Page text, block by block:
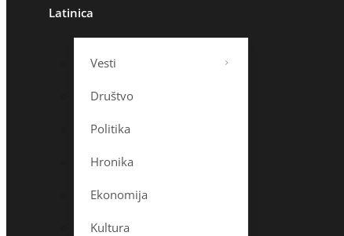
Latinica
Vesti
Društvo
Politika
Hronika
Ekonomija
Kultura